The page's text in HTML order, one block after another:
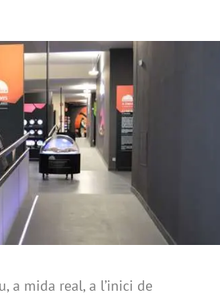
a mida real, a l’inici de